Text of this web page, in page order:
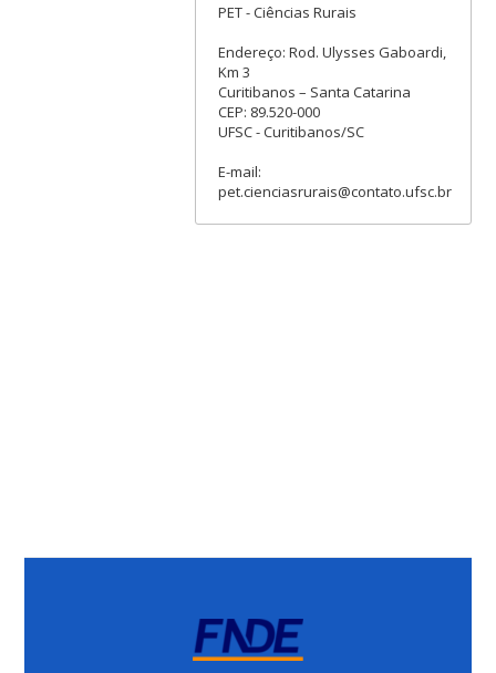
PET - Ciências Rurais
Endereço: Rod. Ulysses Gaboardi,
Km 3
Curitibanos – Santa Catarina
CEP: 89.520-000
UFSC - Curitibanos/SC
E-mail:
pet.cienciasrurais@contato.ufsc.br